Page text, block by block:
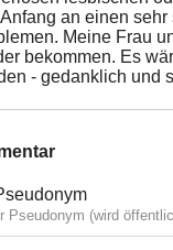
an einen
Meine Frau
bekommen. Es
- gedanklich und
Pseudonym (wird